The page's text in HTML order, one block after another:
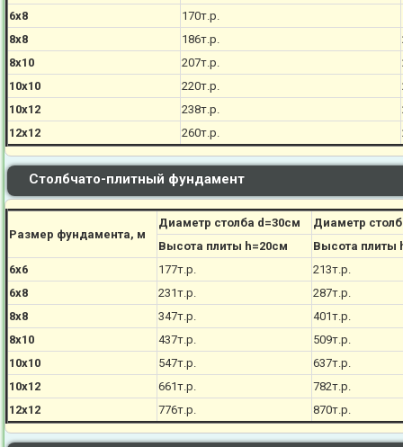
6х8
170т.р.
8х8
186т.р.
8х10
207т.р.
10х10
220т.р.
10х12
238т.р.
12х12
260т.р.
Столбчато-плитный фундамент
Размер фундамента, м
Диаметр столба d=30см
Диаметр
Высота плиты h=20см
Высота плиты
6х6
177т.р. 213т.р.
6х8
231т.р. 287т.р.
8х8
347т.р. 401т.р.
8х10
437т.р. 509т.р.
10х10
547т.р. 637т.р.
10х12
661т.р. 782т.р.
12х12
776т.р. 870т.р.